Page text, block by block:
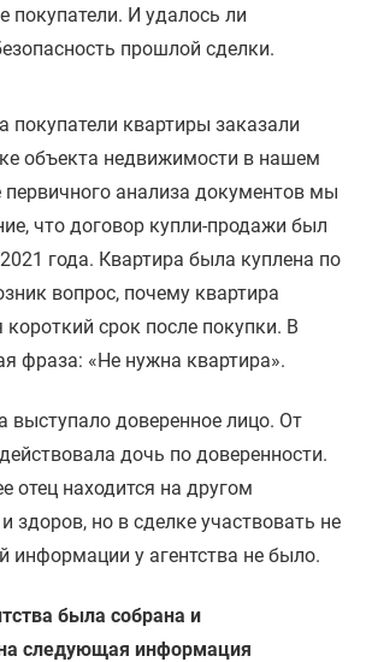
покупатели. И удалось ли
прошлой сделки.
покупатели квартиры заказали
объекта недвижимости в нашем
первичного анализа документов мы
что договор купли-продажи был
года. Квартира была куплена по
вопрос, почему квартира
короткий срок после покупки. В
фраза: «Не нужна квартира».
выступало доверенное лицо. От
дочь по доверенности.
отец находится на другом
здоров, но в сделке участвовать не
информации у агентства не было.
была собрана и
следующая информация